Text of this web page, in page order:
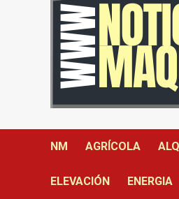
NM AGRÍCOLA
ELEVACIÓN ENERGIA